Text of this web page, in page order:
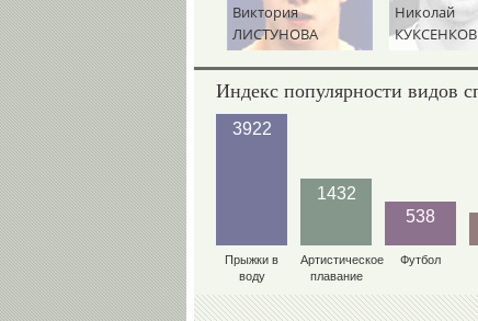
Виктория
ЛИСТУНОВА
Николай
КУКСЕНКОВ
Индекс популярности видов
3922
Прыжки в
воду
1432
Артистическое
плавание
538
Футбол